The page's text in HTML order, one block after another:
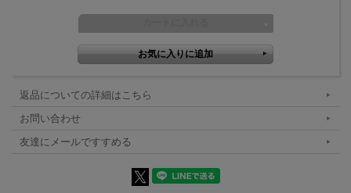
返品についての詳細はこちら
お問い合わせ
友達にメールですすめる